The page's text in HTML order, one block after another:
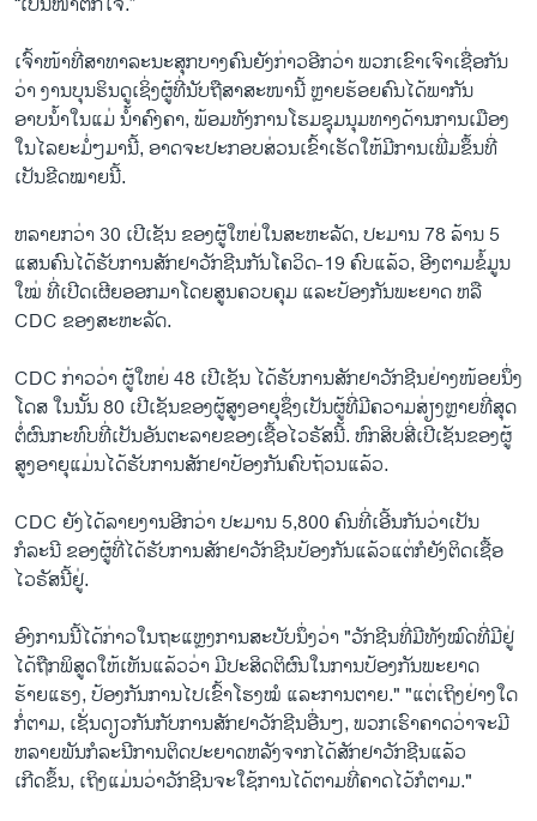
ເຈົ້າໜ້າທີ່ສາທາລະນະສຸກບາງຄົນຍັງກ່າວອີກວ່າ ພວກເຂົາເຈົາເຊື່ອກັນ
ວ່າ ງານບຸນຮິນດູເຊິ່ງຜູ້ທີ່ນັບຖືສາສະໜານີ້ ຫຼາຍຮ້ອຍຄົນໄດ້ພາກັນ
ອາບນໍ້າໃນແມ່ ນໍ້າຄົງຄາ, ພ້ອມທັງການໂຮມຊຸມນຸມທາງດ້ານການເມືອງ
ໃນໄລຍະມໍ່ໆມານີ້, ອາດຈະປະກອບສ່ວນເຂົ້າເຮັດໃຫ້ມີການເພີ່ມຂຶ້ນທີ່
ເປັນຂີດໝາຍນີ້.
ຫລາຍກວ່າ 30 ເປີເຊັນ ຂອງຜູ້ໃຫຍ່ໃນສະຫະລັດ, ປະມານ 78 ລ້ານ 5
ແສນຄົນໄດ້ຮັບການສັກຢາວັກຊີນກັນໂຄວິດ-19 ຄົບແລ້ວ, ອີງຕາມຂໍ້ມູນ
ໃໝ່ ທີ່ເປີດເຜີຍອອກມາໂດຍສູນຄວບຄຸມ ແລະປ້ອງກັນພະຍາດ ຫລື
CDC ຂອງສະຫະລັດ.
CDC ກ່າວວ່າ ຜູ້ໃຫຍ່ 48 ເປີເຊັນ ໄດ້ຮັບການສັກຢາວັກຊີນຢ່າງໜ້ອຍນຶ່ງ
ໂດສ ໃນນັ້ນ 80 ເປີເຊັນຂອງຜູ້ສູງອາຍຸຊຶ່ງເປັນຜູ້ທີ່ມີຄວາມສ່ຽງຫຼາຍທີ່ສຸດ
ຕໍ່ຜົນກະທົບທີ່ເປັນອັນຕະລາຍຂອງເຊື້ອໄວຣັສນີ້. ຫົກສິບສີ່ເປີເຊັນຂອງຜູ້
ສູງອາຍຸແມ່ນໄດ້ຮັບການສັກຢາປ້ອງກັນຄົບຖ້ວນແລ້ວ.
CDC ຍັງໄດ້ລາຍງານອີກວ່າ ປະມານ 5,800 ຄົນທີ່ເອີ້ນກັນວ່າເປັນ
ກໍລະນີ ຂອງຜູ້ທີ່ໄດ້ຮັບການສັກຢາວັກຊີນປ້ອງກັນແລ້ວແຕ່ກໍຍັງຕິດເຊື້ອ
ໄວຣັສນີ້ຢູ່.
ອົງການນີ້ໄດ້ກ່າວໃນຖະແຫຼງການສະບັບນຶ່ງວ່າ "ວັກຊີນທີ່ມີທັງໝົດທີ່ມີຢູ່
ໄດ້ຖືກພິສູດໃຫ້ເຫັນແລ້ວວ່າ ມີປະສິດຕິຜົນໃນການປ້ອງກັນພະຍາດ
ຮ້າຍແຮງ, ປ້ອງກັນການໄປເຂົ້າໂຮງໝໍ ແລະການຕາຍ." "ແຕ່ເຖິງຢ່າງໃດ
ກໍ່ຕາມ, ເຊັ່ນດຽວກັນກັບການສັກຢາວັກຊີນອື່ນໆ, ພວກເຮົາຄາດວ່າຈະມີ
ຫລາຍພັນກໍລະນີການຕິດປະຍາດຫລັງຈາກໄດ້ສັກຢາວັກຊີນແລ້ວ
ເກີດຂຶ້ນ, ເຖິງແມ່ນວ່າວັກຊີນຈະໃຊ້ການໄດ້ຕາມທີ່ຄາດໄວ້ກໍຕາມ."